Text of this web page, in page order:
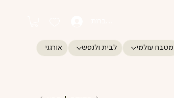
מטבח עולמי לבית ולנפש אורגני